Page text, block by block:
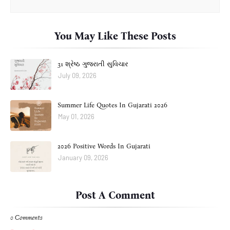
You May Like These Posts
31 શ્રેષ્ઠ ગુજરાતી સુવિચાર
July 09, 2026
Summer Life Quotes In Gujarati 2026
May 01, 2026
2026 Positive Words In Gujarati
January 09, 2026
Post A Comment
0 Comments